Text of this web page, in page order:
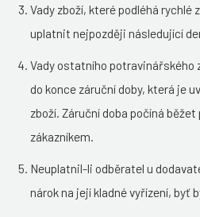
Vady zboží, které podléhá rychlé
uplatnit nejpozději následující
Vady ostatního potravinářského
do konce záruční doby, která je
zboží. Záruční doba počíná
zákazníkem.
Neuplatnil-li odběratel u
nárok na její kladné vyřízení, byť